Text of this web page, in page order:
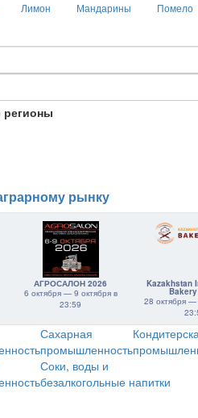
Лимон Мандарины Помело
регионы
рынку
АГРОСАЛОН 2026
6 октября — 9 октября в
23:59
Kazakhstan
28 октября —
Сахарная
промышленность
Соки, воды и
безалкогольные напитки